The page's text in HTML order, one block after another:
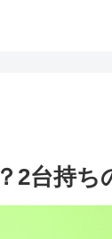
2台持ち